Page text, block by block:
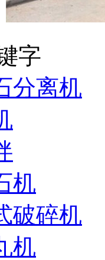
字
分离机
机
破碎机
机